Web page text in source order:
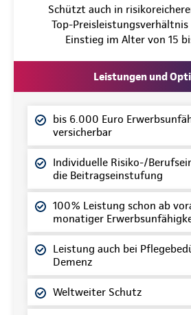
Schützt auch in
Top-
Einstieg im Alter von 15
Leistungen und
bis 6.000 Euro
versicherbar
Individuelle Risiko-/
die Beitragseinstufung
100% Leistung schon ab
monatiger
Leistung auch bei
Demenz
Weltweiter Schutz